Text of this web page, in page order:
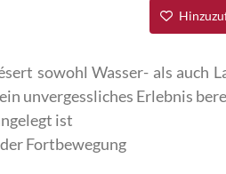
sowohl Wasser- als auch
unvergessliches Erlebnis
ist
Fortbewegung